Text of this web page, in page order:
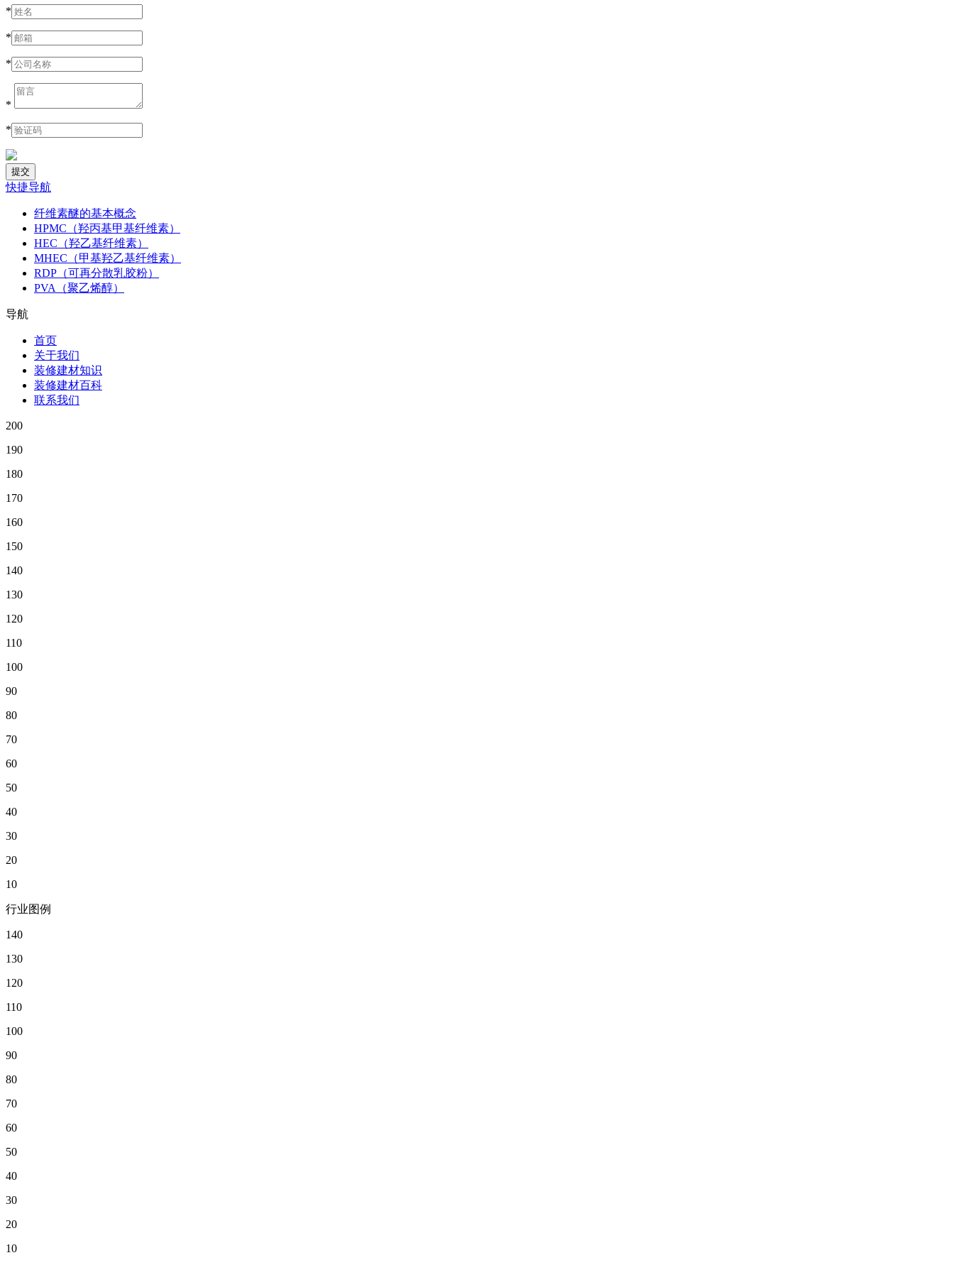
*
*
*
*
*
快捷导航
纤维素醚的基本概念
HPMC（羟丙基甲基纤维素）
HEC（羟乙基纤维素）
MHEC（甲基羟乙基纤维素）
RDP（可再分散乳胶粉）
PVA（聚乙烯醇）
导航
首页
关于我们
装修建材知识
装修建材百科
联系我们
200
190
180
170
160
150
140
130
120
110
100
90
80
70
60
50
40
30
20
10
行业图例
140
130
120
110
100
90
80
70
60
50
40
30
20
10